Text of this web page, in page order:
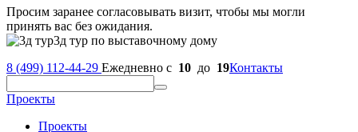
Просим заранее согласовывать визит, чтобы мы могли
принять вас без ожидания.
3д тур по выставочному дому
8 (499) 112-44-29 Ежедневно с 10 до 19Контакты
Проекты
Проекты